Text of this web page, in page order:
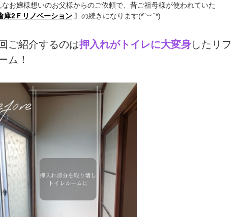
なお嬢様想いのお父様からのご依頼で、昔ご祖母様が使われていた
庫2Ｆリノベーション 〙の続きになります(*˘︶˘*)
ご紹介するのは押入れがトイレに大変身したリフ
ム！